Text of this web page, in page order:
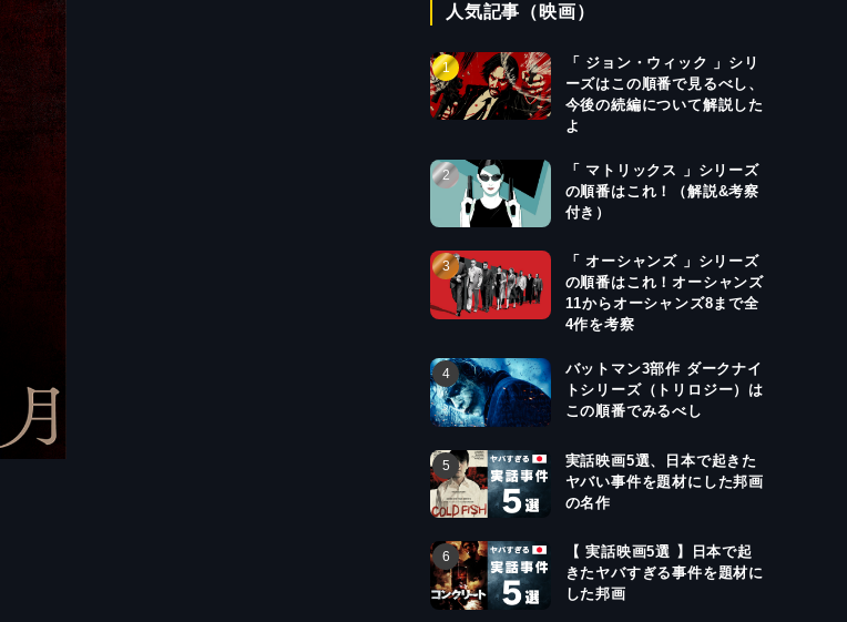
人気記事（映画）
「 ジョン・ウィック 」シリ
ーズはこの順番で見るべし、
今後の続編について解説した
よ
「 マトリックス 」シリーズ
の順番はこれ！（解説&考察
付き）
「 オーシャンズ 」シリーズ
の順番はこれ！オーシャンズ
11からオーシャンズ8まで全
4作を考察
バットマン3部作 ダークナイ
トシリーズ（トリロジー）は
この順番でみるべし
実話映画5選、日本で起きた
ヤバい事件を題材にした邦画
の名作
【 実話映画5選 】日本で起
きたヤバすぎる事件を題材に
した邦画